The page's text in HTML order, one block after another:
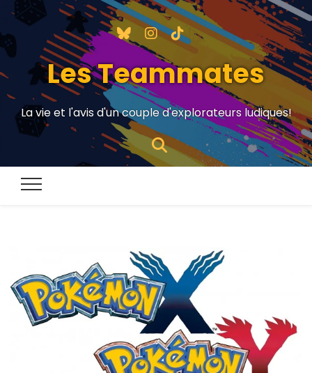
Les Teammates
La vie et l'avis d'un couple d'explorateurs ludiques!